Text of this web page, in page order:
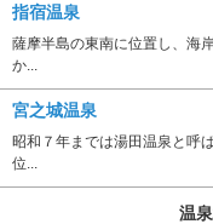
指宿温泉
薩摩半島の東南に位置し、海
か...
宮之城温泉
昭和７年までは湯田温泉と呼
位...
温